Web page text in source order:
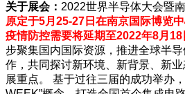
关于展会： 2022世界半导体大会暨
原定于5月25-27日在南京国际博览
疫情防控需要将延期至2022年8月18
步聚集国内国际资源，推进全球半
作，共同探讨新环境、新背景、新
展重点。 基于过往三届的成功举办